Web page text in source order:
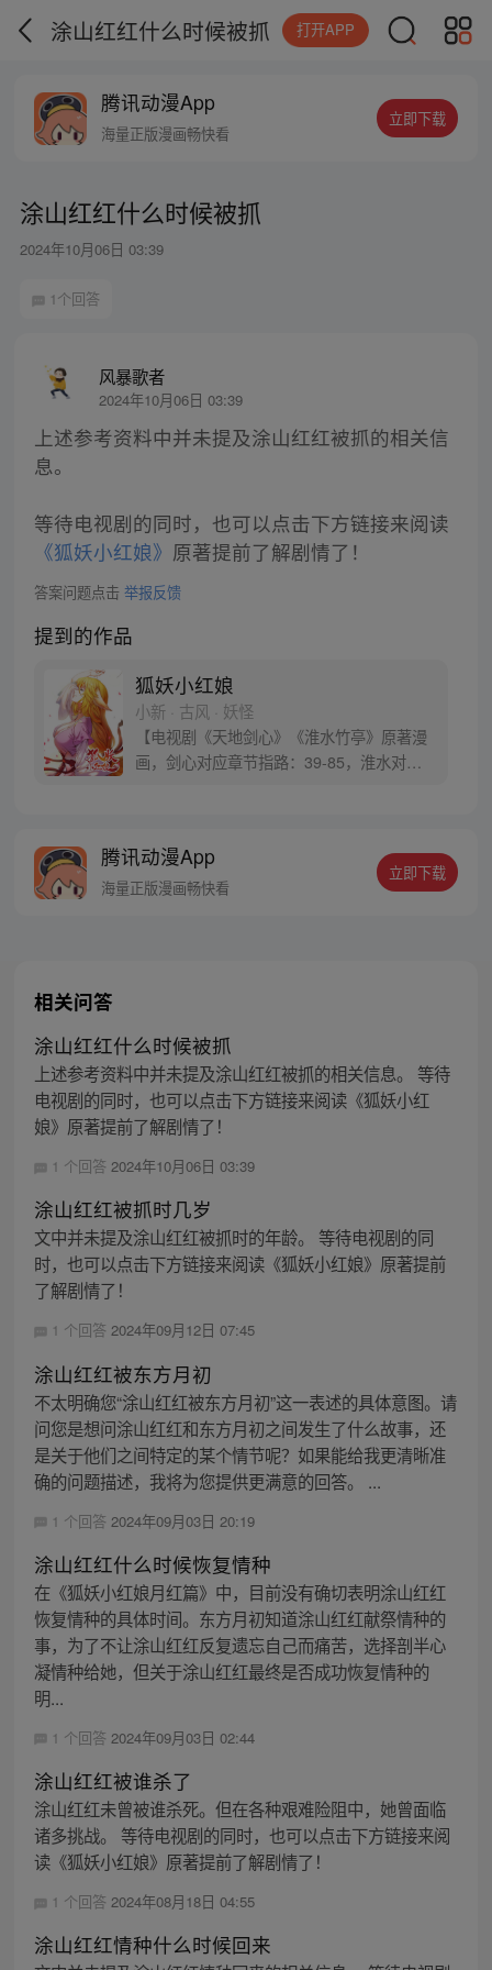
涂山红红什么时候被抓 打开APP
腾讯动漫App
海量正版漫画畅快看
立即下载
涂山红红什么时候被抓
2024年10月06日 03:39
1个回答
风暴歌者
2024年10月06日 03:39
上述参考资料中并未提及涂山红红被抓的相关信
息。
等待电视剧的同时，也可以点击下方链接来阅读
《狐妖小红娘》 原著提前了解剧情了！
答案问题点击 举报反馈
提到的作品
狐妖小红娘
小新 · 古风 · 妖怪
【电视剧《天地剑心》《淮水竹亭》原著漫
画，剑心对应章节指路：39-85，淮水对应
腾讯动漫App
海量正版漫画畅快看
立即下载
相关问答
涂山红红什么时候被抓
上述参考资料中并未提及涂山红红被抓的相关信息。 等待
电视剧的同时，也可以点击下方链接来阅读《狐妖小红
娘》原著提前了解剧情了！
1 个回答 2024年10月06日 03:39
涂山红红被抓时几岁
文中并未提及涂山红红被抓时的年龄。 等待电视剧的同
时，也可以点击下方链接来阅读《狐妖小红娘》原著提前
了解剧情了！
1 个回答 2024年09月12日 07:45
涂山红红被东方月初
不太明确您“涂山红红被东方月初”这一表述的具体意图。请
问您是想问涂山红红和东方月初之间发生了什么故事，还
是关于他们之间特定的某个情节呢？如果能给我更清晰准
确的问题描述，我将为您提供更满意的回答。 ...
1 个回答 2024年09月03日 20:19
涂山红红什么时候恢复情种
在《狐妖小红娘月红篇》中，目前没有确切表明涂山红红
恢复情种的具体时间。东方月初知道涂山红红献祭情种的
事，为了不让涂山红红反复遗忘自己而痛苦，选择剖半心
凝情种给她，但关于涂山红红最终是否成功恢复情种的
明...
1 个回答 2024年09月03日 02:44
涂山红红被谁杀了
涂山红红未曾被谁杀死。但在各种艰难险阻中，她曾面临
诸多挑战。 等待电视剧的同时，也可以点击下方链接来阅
读《狐妖小红娘》原著提前了解剧情了！
1 个回答 2024年08月18日 04:55
涂山红红情种什么时候回来